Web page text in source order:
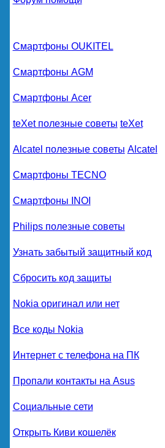
Смартфоны OUKITEL
Смартфоны AGM
Смартфоны Acer
teXet полезные советы teXet
Alcatel полезные советы Alcatel
Смартфоны TECNO
Смартфоны INOI
Philips полезные советы
Узнать забытый защитный код
Сбросить код защиты
Nokia оригинал или нет
Все коды Nokia
Интернет с телефона на ПК
Пропали контакты на Asus
Социальные сети
Открыть Киви кошелёк